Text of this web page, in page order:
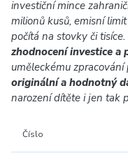
investiční mince
milionů kusů, emisní
počítá na stovky či
zhodnocení investice a
uměleckému
originální a hodnotný
narození dítěte i jen tak
Číslo